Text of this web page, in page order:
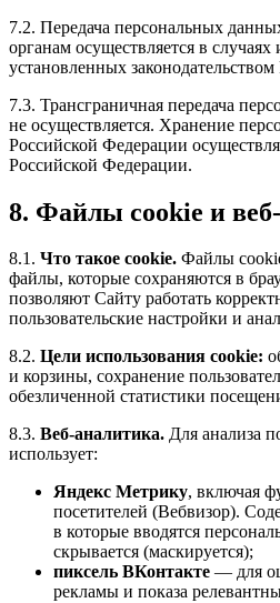
7.2. Передача персональных
органам осуществляется в случаях
установленных
7.3. Трансграничная передача
не осуществляется. Хранение
Российской Федерации
Российской Федерации.
8. Файлы cookie и
8.1. Что такое cookie. Файлы
файлы, которые сохраняются в
позволяют Сайту работать
пользовательские настройки и
8.2. Цели использования cookie:
и корзины, сохранение
обезличенной статистики
8.3. Веб-аналитика. Для анализа
использует:
Яндекс Метрику, включая
посетителей (Вебвизор).
в которые вводятся
скрывается (маскируется);
пиксель ВКонтакте — для
рекламы и показа